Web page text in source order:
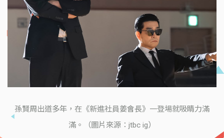
孫賢周出道多年，在《新進社員姜會長》一登場就吸睛力滿
滿。（圖片來源：jtbc ig）